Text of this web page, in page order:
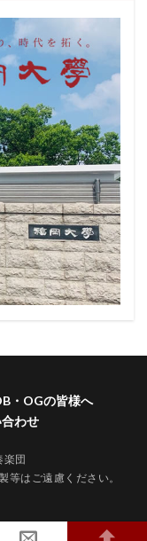
・OGの皆様へ
わせ
楽団